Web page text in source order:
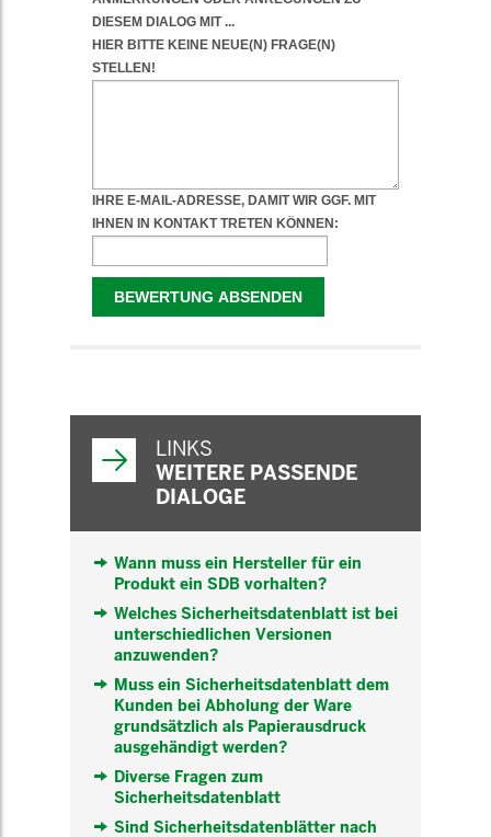
LINKS
WEITERE PASSENDE
DIALOGE
Wann muss ein Hersteller für ein
Produkt ein SDB vorhalten?
Welches Sicherheitsdatenblatt ist bei
unterschiedlichen Versionen
anzuwenden?
Muss ein Sicherheitsdatenblatt dem
Kunden bei Abholung der Ware
grundsätzlich als Papierausdruck
ausgehändigt werden?
Diverse Fragen zum
Sicherheitsdatenblatt
Sind Sicherheitsdatenblätter nach